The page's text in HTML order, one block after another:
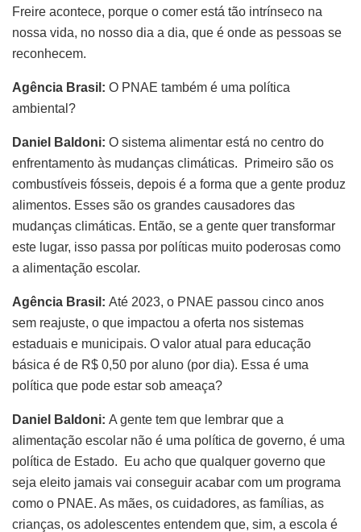
Freire acontece, porque o comer está tão intrínseco na
nossa vida, no nosso dia a dia, que é onde as pessoas se
reconhecem.
Agência Brasil: O PNAE também é uma política
ambiental?
Daniel Baldoni: O sistema alimentar está no centro do
enfrentamento às mudanças climáticas. Primeiro são os
combustíveis fósseis, depois é a forma que a gente produz
alimentos. Esses são os grandes causadores das
mudanças climáticas. Então, se a gente quer transformar
este lugar, isso passa por políticas muito poderosas como
a alimentação escolar.
Agência Brasil: Até 2023, o PNAE passou cinco anos
sem reajuste, o que impactou a oferta nos sistemas
estaduais e municipais. O valor atual para educação
básica é de R$ 0,50 por aluno (por dia). Essa é uma
política que pode estar sob ameaça?
Daniel Baldoni: A gente tem que lembrar que a
alimentação escolar não é uma política de governo, é uma
política de Estado. Eu acho que qualquer governo que
seja eleito jamais vai conseguir acabar com um programa
como o PNAE. As mães, os cuidadores, as famílias, as
crianças, os adolescentes entendem que, sim, a escola é